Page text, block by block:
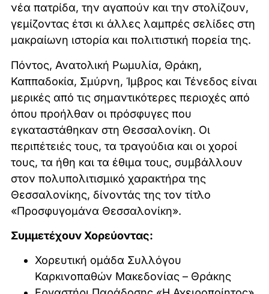
νέα πατρίδα, την αγαπούν και την στολίζουν,
γεμίζοντας έτσι κι άλλες λαμπρές σελίδες στη
μακραίωνη ιστορία και πολιτιστική πορεία της.
Πόντος, Ανατολική Ρωμυλία, Θράκη,
Καππαδοκία, Σμύρνη, Ίμβρος και Τένεδος είναι
μερικές από τις σημαντικότερες περιοχές από
όπου προήλθαν οι πρόσφυγες που
εγκαταστάθηκαν στη Θεσσαλονίκη. Οι
περιπέτειές τους, τα τραγούδια και οι χοροί
τους, τα ήθη και τα έθιμα τους, συμβάλλουν
στον πολυπολιτισμικό χαρακτήρα της
Θεσσαλονίκης, δίνοντάς της τον τίτλο
«Προσφυγομάνα Θεσσαλονίκη».
Συμμετέχουν Χορεύοντας:
Χορευτική ομάδα Συλλόγου
Καρκινοπαθών Μακεδονίας – Θράκης